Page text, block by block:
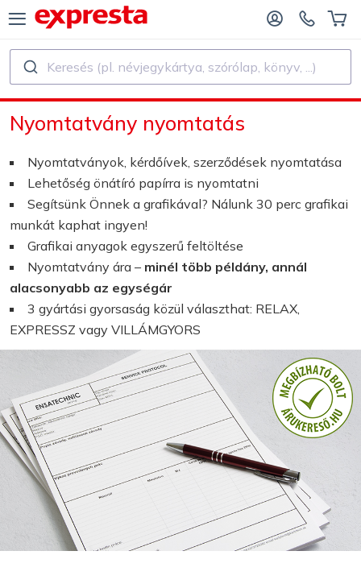
Nyomtatás
Nyomtatás és kötészet
Matrica és Címke
Naptár készítés
TERMÉK
ÉS SZERZŐK SZÁMÁRA
SZERZŐKNEK
Keresés (pl. névjegykártya, szórólap, könyv, ...)
Nyomtatvány nyomtatás
Nyomtatványok, kérdőívek, szerződések nyomtatása
Lehetőség önátíró papírra is nyomtatni
Segítsünk Önnek a grafikával? Nálunk 30 perc grafikai
munkát kaphat ingyen!
Grafikai anyagok egyszerű feltöltése
Nyomtatvány ára – minél több példány, annál
alacsonyabb az egységár
3 gyártási gyorsaság közül választhat: RELAX,
EXPRESSZ vagy VILLÁMGYORS